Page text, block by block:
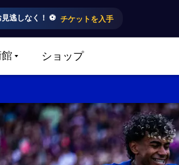
逃しなく！ ⚽️ チケットを入手
館 ショップ